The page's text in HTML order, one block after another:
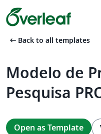
arrow_left_alt Back to all templates
Modelo de
Pesquisa
Open as Template